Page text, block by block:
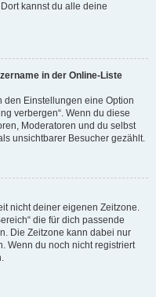
kannst du alle deine
in der Online-Liste
den Einstellungen eine Option
verbergen“. Wenn du diese
Moderatoren und du selbst
unsichtbarer Besucher gezählt.
nicht deiner eigenen Zeitzone.
die für dich passende
Die Zeitzone kann dabei nur
Wenn du noch nicht registriert